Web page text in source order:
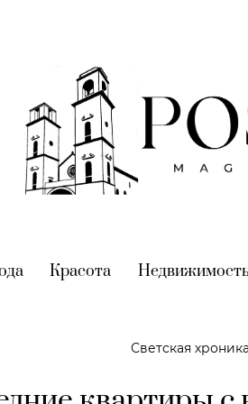
(current)
Красота (current)
Светская хроника